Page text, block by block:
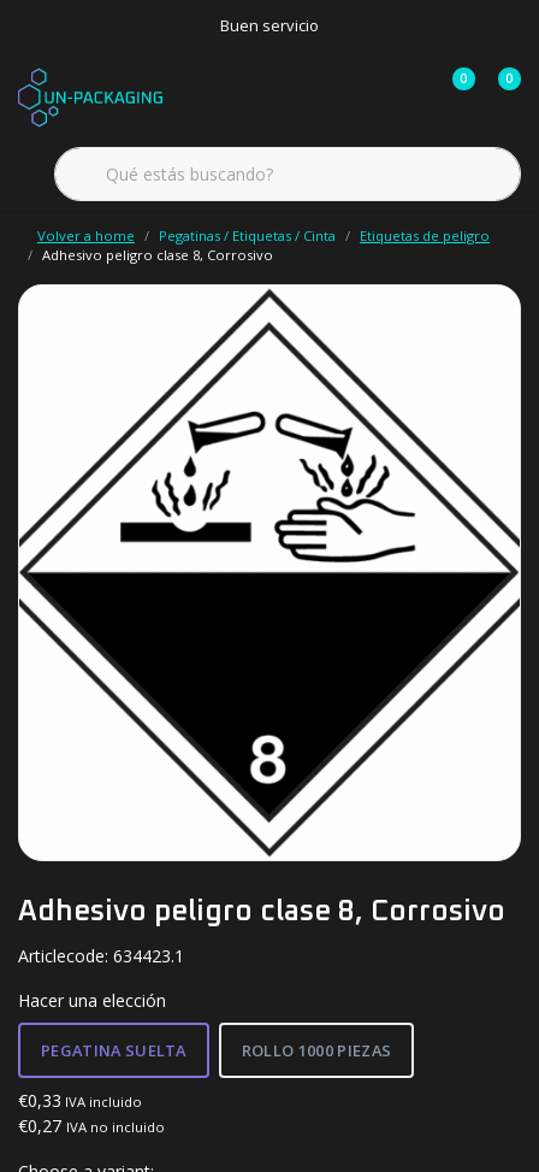
Buen servicio
0 0
Volver a home Pegatinas / Etiquetas / Cinta
Etiquetas de peligro
Adhesivo peligro clase 8, Corrosivo
Adhesivo peligro clase 8, Corrosivo
Articlecode: 634423.1
Hacer una elección
PEGATINA SUELTA ROLLO 1000 PIEZAS
€0,33 IVA incluido
€0,27 IVA no incluido